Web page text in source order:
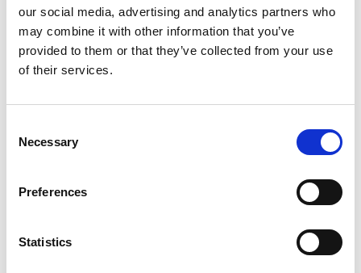
our social media, advertising and analytics partners who
may combine it with other information that you’ve
provided to them or that they’ve collected from your use
of their services.
Selection
Necessary
Preferences
Statistics
Repubblica Ceca